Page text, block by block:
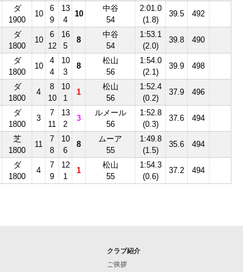
ダ
1900
10
6
9
13
4
10
中谷
54
2:01.0
(1.8)
39.5 492
ダ
1800
10
6
12
16
5
8
中谷
54
1:53.1
(2.0)
39.8 490
ダ
1800
10
4
4
10
3
8
松山
56
1:54.0
(2.1)
39.9 498
ダ
1800
4
8
10
10
1
1
松山
56
1:52.4
(0.2)
37.9 496
ダ
1800
3
7
11
13
2
3
ルメール
56
1:52.8
(0.3)
37.6 494
芝
1800
11
7
8
10
6
8
ムーア
55
1:49.8
(1.5)
35.6 494
ダ
1800
4
7
9
12
1
1
松山
55
1:54.3
(0.6)
37.2 494
クラブ紹介
ご挨拶